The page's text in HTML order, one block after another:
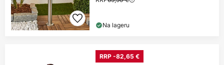
Na lageru
RRP -82,65 €